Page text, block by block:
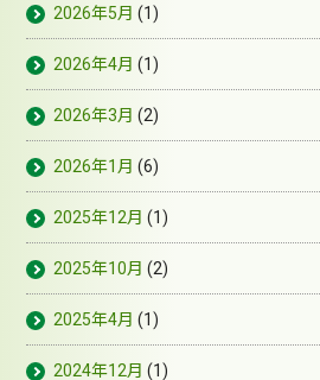
2026年5月 (1)
2026年4月 (1)
2026年3月 (2)
2026年1月 (6)
2025年12月 (1)
2025年10月 (2)
2025年4月 (1)
2024年12月 (1)